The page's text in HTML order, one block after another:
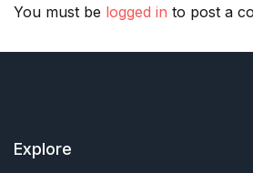
You must be logged in to post a
Explore